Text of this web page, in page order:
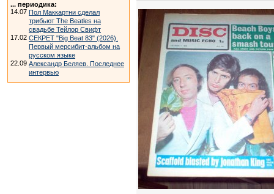
... периодика:
14.07 Пол Маккартни сделал
трибьют The Beatles на
свадьбе Тейлор Свифт
17.02 СЕКРЕТ "Big Beat 83" (2026).
Первый мерсибит-альбом на
русском языке
22.09 Александр Беляев. Последнее
интервью